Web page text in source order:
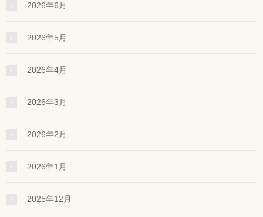
2026年6月
2026年5月
2026年4月
2026年3月
2026年2月
2026年1月
2025年12月